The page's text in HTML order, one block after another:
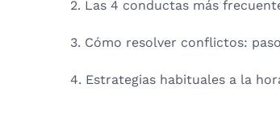
2. Las 4 conductas más
3. Cómo resolver conflictos:
4. Estrategias habituales a la